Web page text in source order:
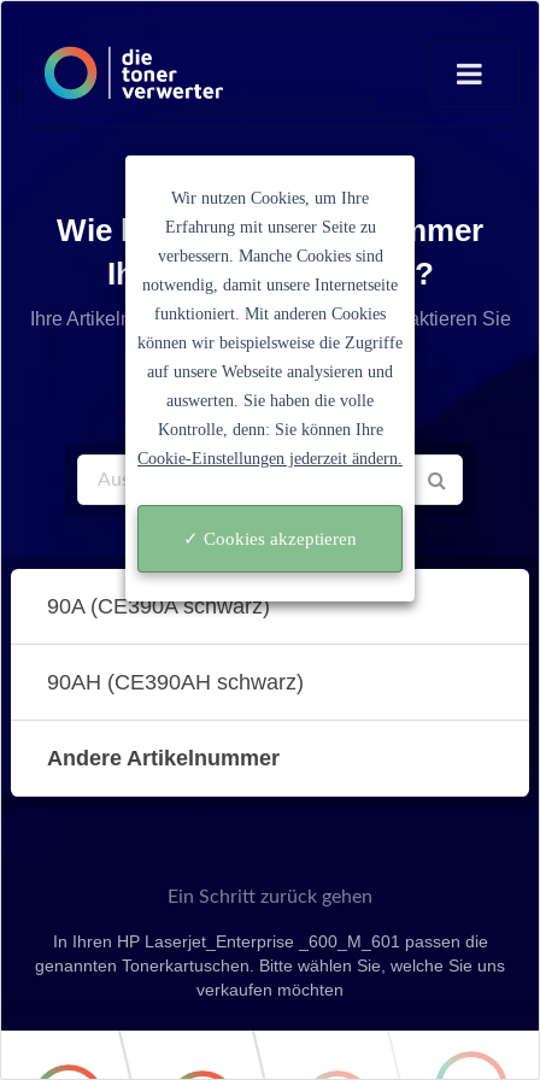
Wie lautet die Artikelnummer
Ihrer Tonerkartusche?
Ihre Artikelnummer ist nicht aufgelistet? Kontaktieren Sie
unseren Service.
90A (CE390A schwarz)
90AH (CE390AH schwarz)
Andere Artikelnummer
Ein Schritt zurück gehen
In Ihren HP Laserjet_Enterprise _600_M_601 passen die
genannten Tonerkartuschen. Bitte wählen Sie, welche Sie uns
verkaufen möchten
Wir nutzen Cookies, um Ihre
Erfahrung mit unserer Seite zu
verbessern. Manche Cookies sind
notwendig, damit unsere Internetseite
funktioniert. Mit anderen Cookies
können wir beispielsweise die Zugriffe
auf unsere Webseite analysieren und
auswerten. Sie haben die volle
Kontrolle, denn: Sie können Ihre
Cookie-Einstellungen jederzeit ändern.
✓ Cookies akzeptieren